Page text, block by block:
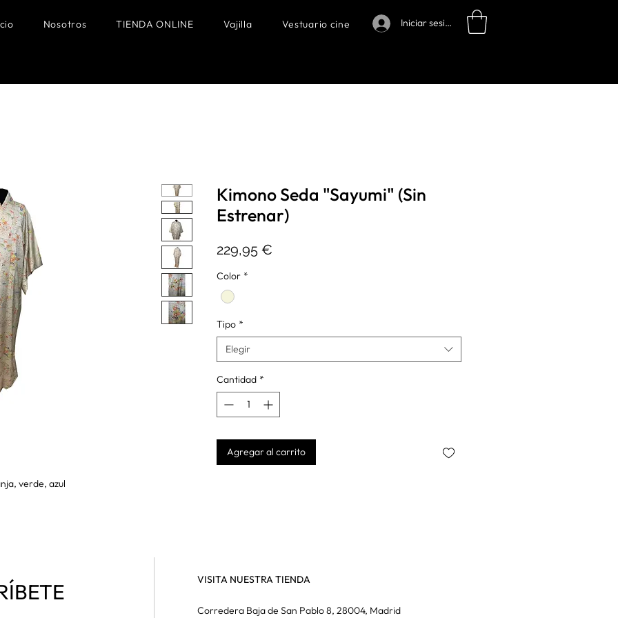
Nosotros TIENDA ONLINE Vajilla Vestuario cine Iniciar sesión
verde, azul
Kimono Seda "Sayumi" (Sin
Estrenar)
229,95 €
Color *
Tipo *
Elegir
Cantidad *
Agregar al carrito
VISITA NUESTRA TIENDA
Corredera Baja de San Pablo 8, 28004, Madrid